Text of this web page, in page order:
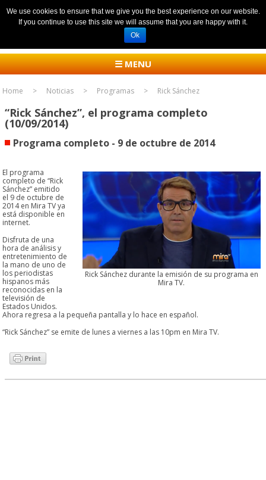
☰ MENU
Home Noticias Programas Rick Sánchez
“Rick Sánchez”, el programa completo
(10/09/2014)
Programa completo - 9 de octubre de 2014
Rick Sánchez durante la emisión de su programa en
Mira TV.
El programa
completo de “Rick
Sánchez” emitido
el 9 de octubre de
2014 en Mira TV ya
está disponible en
internet.
Disfruta de una
hora de análisis y
entretenimiento de
la mano de uno de
los periodistas
hispanos más
reconocidas en la
televisión de
Estados Unidos.
Ahora regresa a la pequeña pantalla y lo hace en español.
“Rick Sánchez” se emite de lunes a viernes a las 10pm en Mira TV.
We use cookies to ensure that we give you the best experience on our website.
If you continue to use this site we will assume that you are happy with it.
Ok